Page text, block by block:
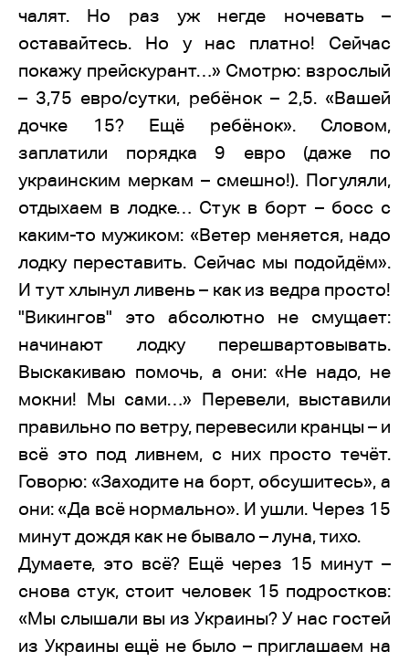
чалят. Но раз уж негде ночевать –
оставайтесь. Но у нас платно! Сейчас
покажу прейскурант…» Смотрю: взрослый
– 3,75 евро/сутки, ребёнок – 2,5. «Вашей
дочке 15? Ещё ребёнок». Словом,
заплатили порядка 9 евро (даже по
украинским меркам – смешно!). Погуляли,
отдыхаем в лодке… Стук в борт – босс с
каким-то мужиком: «Ветер меняется, надо
лодку переставить. Сейчас мы подойдём».
И тут хлынул ливень – как из ведра просто!
"Викингов" это абсолютно не смущает:
начинают лодку перешвартовывать.
Выскакиваю помочь, а они: «Не надо, не
мокни! Мы сами…» Перевели, выставили
правильно по ветру, перевесили кранцы – и
всё это под ливнем, с них просто течёт.
Говорю: «Заходите на борт, обсушитесь», а
они: «Да всё нормально». И ушли. Через 15
минут дождя как не бывало – луна, тихо.
Думаете, это всё? Ещё через 15 минут –
снова стук, стоит человек 15 подростков:
«Мы слышали вы из Украины? У нас гостей
из Украины ещё не было – приглашаем на